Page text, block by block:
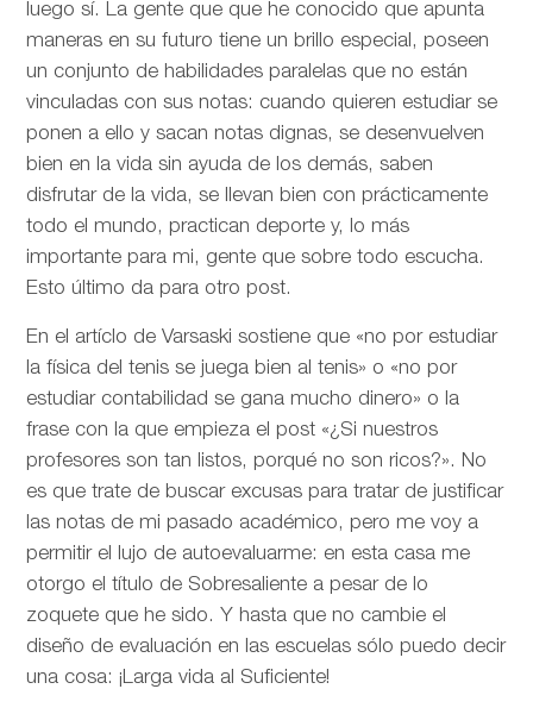
luego sí. La gente que que he conocido que apunta
maneras en su futuro tiene un brillo especial, poseen
un conjunto de habilidades paralelas que no están
vinculadas con sus notas: cuando quieren estudiar se
ponen a ello y sacan notas dignas, se desenvuelven
bien en la vida sin ayuda de los demás, saben
disfrutar de la vida, se llevan bien con prácticamente
todo el mundo, practican deporte y, lo más
importante para mi, gente que sobre todo escucha.
Esto último da para otro post.
En el artíclo deVarsaski sostiene que «no por estudiar
la física del tenis se juega bien al tenis» o «no por
estudiar contabilidad se gana mucho dinero» o la
frase con la que empieza el post «¿Si nuestros
profesores son tan listos, porqué no son ricos?». No
es que trate de buscar excusas para tratar de justificar
las notas de mi pasado académico, pero me voy a
permitir el lujo de autoevaluarme: en esta casa me
otorgo el título de Sobresaliente a pesar de lo
zoquete que he sido. Y hasta que no cambie el
diseño de evaluación en las escuelas sólo puedo decir
una cosa: ¡Larga vida al Suficiente!